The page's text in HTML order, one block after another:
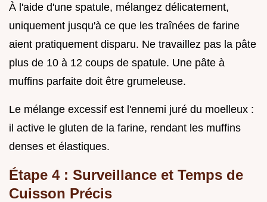
À l'aide d'une spatule, mélangez délicatement,
uniquement jusqu'à ce que les traînées de farine
aient pratiquement disparu. Ne travaillez pas la pâte
plus de 10 à 12 coups de spatule. Une pâte à
muffins parfaite doit être grumeleuse.
Le mélange excessif est l'ennemi juré du moelleux :
il active le gluten de la farine, rendant les muffins
denses et élastiques.
Étape 4 : Surveillance et Temps de
Cuisson Précis